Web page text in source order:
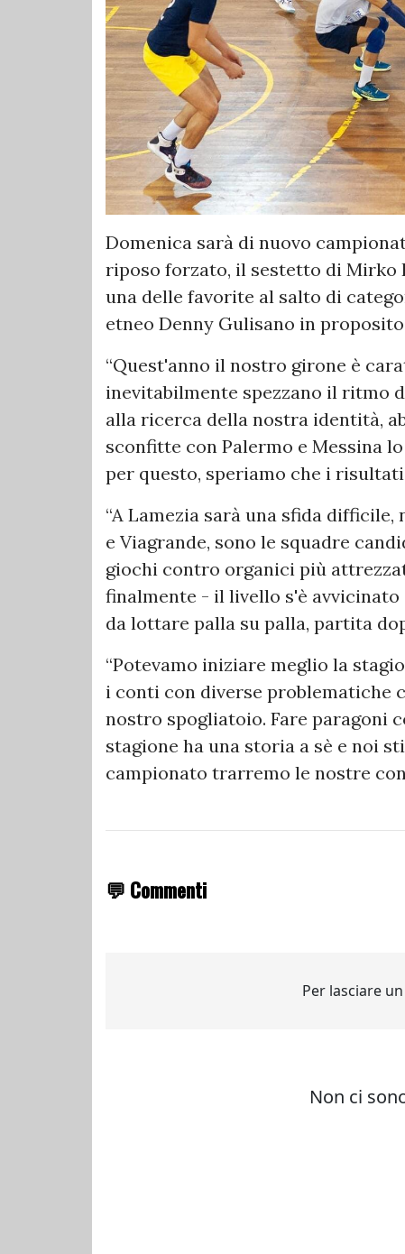
Domenica sarà di nuovo
riposo forzato, il sestetto di Mirko
una delle favorite al salto di
etneo Denny Gulisano in
“Quest'anno il nostro girone è
inevitabilmente spezzano il ritmo
alla ricerca della nostra identità,
sconfitte con Palermo e Messina
per questo, speriamo che i risultati
“A Lamezia sarà una sfida
e Viagrande, sono le squadre
giochi contro organici più
finalmente - il livello s'è
da lottare palla su palla, partita
“Potevamo iniziare meglio la
i conti con diverse problematiche
nostro spogliatoio. Fare paragoni
stagione ha una storia a sè e noi
campionato trarremo le nostre
💬 Commenti